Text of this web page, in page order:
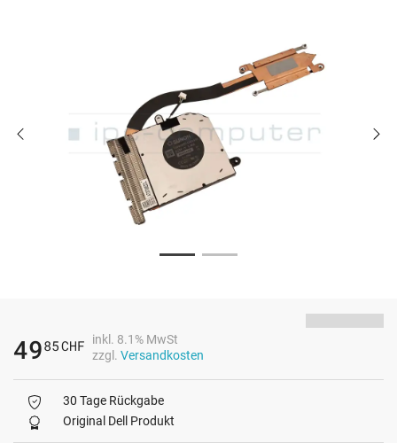
4985CHF
inkl. 8.1% MwSt
zzgl. Versandkosten
30 Tage Rückgabe
Original Dell Produkt